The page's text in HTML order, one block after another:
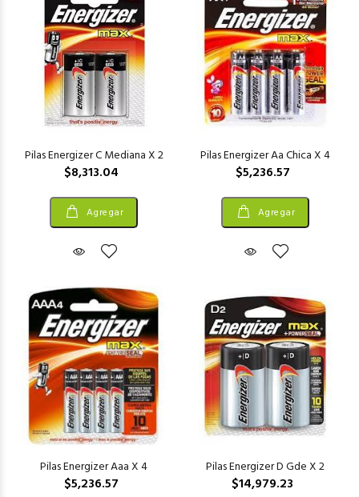
Pilas Energizer C Mediana X 2
$8,313.04
Agregar
Pilas Energizer Aa Chica X 4
$5,236.57
Agregar
Pilas Energizer Aaa X 4
$5,236.57
Pilas Energizer D Gde X 2
$14,979.23